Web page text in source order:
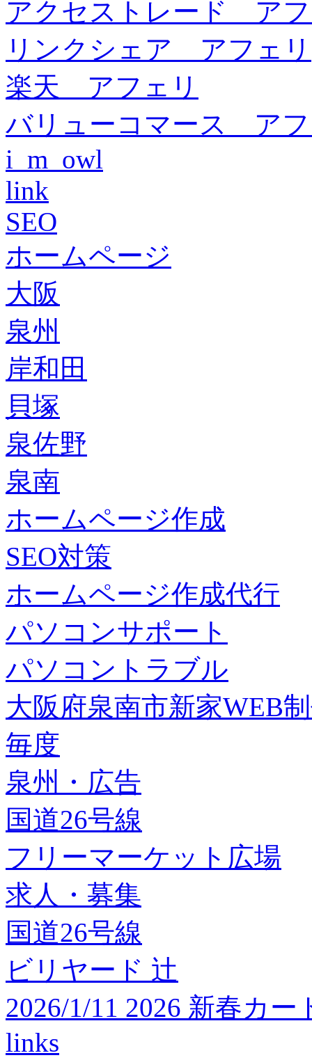
アクセストレード ア
リンクシェア アフェリ
楽天 アフェリ
バリューコマース ア
i_m_owl
link
SEO
ホームページ
大阪
泉州
岸和田
貝塚
泉佐野
泉南
ホームページ作成
SEO対策
ホームページ作成代行
パソコンサポート
パソコントラブル
大阪府泉南市新家WEB
毎度
泉州・広告
国道26号線
フリーマーケット広場
求人・募集
国道26号線
ビリヤード 辻
2026/1/11 2026 新春カ
links